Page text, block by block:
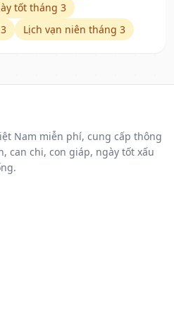
tốt tháng 3
Lịch vạn niên tháng 3
Nam miễn phí, cung cấp thông
can chi, con giáp, ngày tốt xấu